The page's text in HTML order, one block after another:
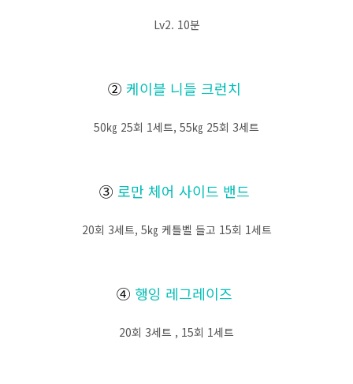
Lv2. 10분
② 케이블 니들 크런치
50㎏ 25회 1세트, 55㎏ 25회 3세트
③ 로만 체어 사이드 밴드
20회 3세트, 5㎏ 케틀벨 들고 15회 1세트
④ 행잉 레그레이즈
20회 3세트 , 15회 1세트